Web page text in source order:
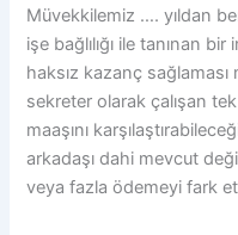
Müvekkilemiz …. yıldan
işe bağlılığı ile tanınan
haksız kazanç
sekreter olarak çalışan
maaşını
arkadaşı dahi mevcut
veya fazla ödemeyi fark